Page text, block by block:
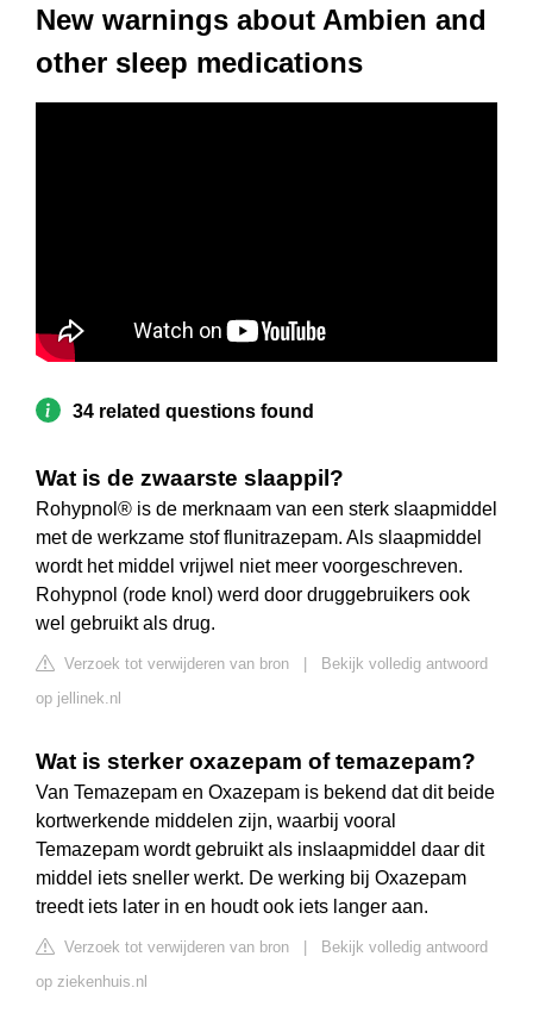
New warnings about Ambien and
other sleep medications
34 related questions found
Wat is de zwaarste slaappil?
Rohypnol® is de merknaam van een sterk slaapmiddel
met de werkzame stof flunitrazepam. Als slaapmiddel
wordt het middel vrijwel niet meer voorgeschreven.
Rohypnol (rode knol) werd door druggebruikers ook
wel gebruikt als drug.
Verzoek tot verwijderen van bron
Bekijk volledig antwoord
op jellinek.nl
Wat is sterker oxazepam of temazepam?
Van Temazepam en Oxazepam is bekend dat dit beide
kortwerkende middelen zijn, waarbij vooral
Temazepam wordt gebruikt als inslaapmiddel daar dit
middel iets sneller werkt. De werking bij Oxazepam
treedt iets later in en houdt ook iets langer aan.
Verzoek tot verwijderen van bron
Bekijk volledig antwoord
op ziekenhuis.nl